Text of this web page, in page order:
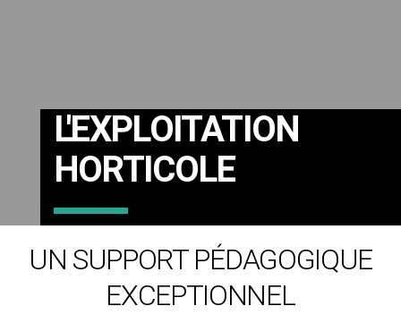
L'EXPLOITATION
HORTICOLE
L’établissement dispose d’une structure de
production grandeur nature au service de la
formation, de l’expérimentation et du
UN SUPPORT PÉDAGOGIQUE
EXCEPTIONNEL